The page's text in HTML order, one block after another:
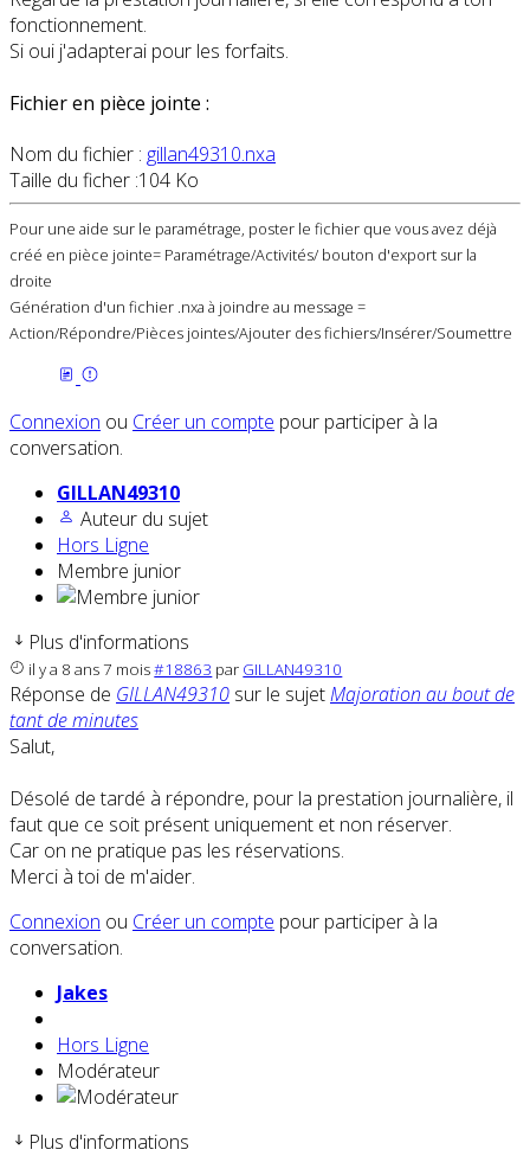
fonctionnement.
Si oui j'adapterai pour les forfaits.
Fichier en pièce jointe :
Nom du fichier : gillan49310.nxa
Taille du ficher :104 Ko
Pour une aide sur le paramétrage, poster le fichier que vous avez déjà
créé en pièce jointe= Paramétrage/Activités/ bouton d'export sur la
droite
Génération d'un fichier .nxa à joindre au message =
Action/Répondre/Pièces jointes/Ajouter des fichiers/Insérer/Soumettre
Connexion ou Créer un compte pour participer à la
conversation.
GILLAN49310
Auteur du sujet
Hors Ligne
Membre junior
Plus d'informations
il y a 8 ans 7 mois#18863 par GILLAN49310
Réponse de GILLAN49310 sur le sujetMajoration au bout de
tant de minutes
Salut,
Désolé de tardé à répondre, pour la prestation journalière, il
faut que ce soit présent uniquement et non réserver.
Car on ne pratique pas les réservations.
Merci à toi de m'aider.
Connexion ou Créer un compte pour participer à la
conversation.
Jakes
Hors Ligne
Modérateur
Plus d'informations